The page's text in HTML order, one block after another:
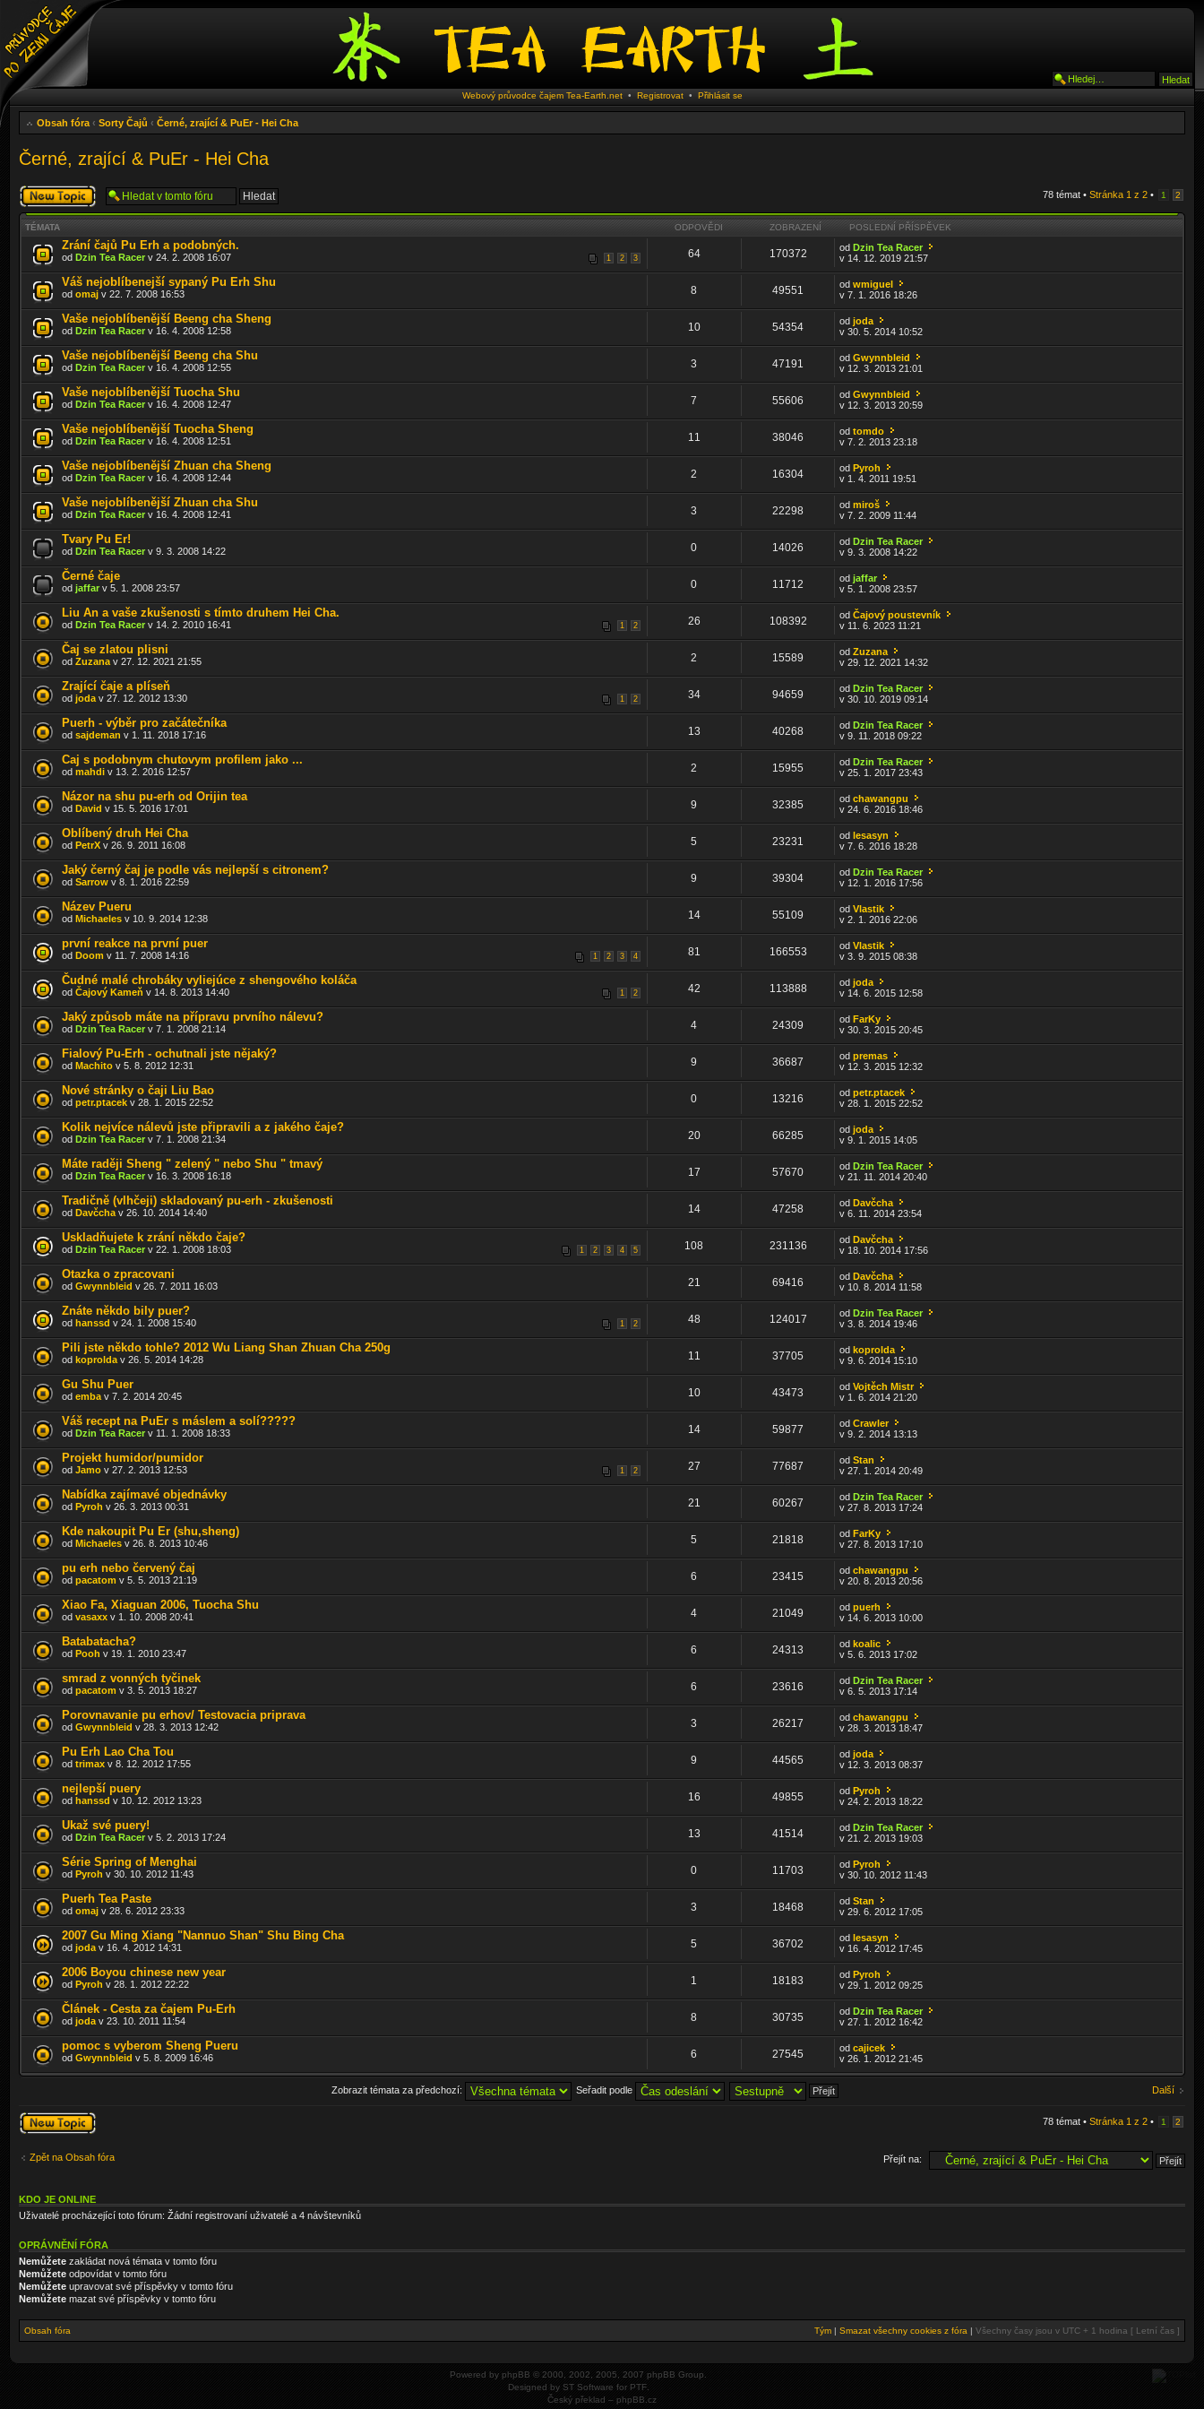
Webový průvodce čajem Tea-Earth.net• Registrovat • Přihlásit se
Obsah fóra ‹ Sorty Čajů ‹ Černé, zrající & PuEr - Hei Cha
Černé, zrající & PuEr - Hei Cha
78 témat • Stránka 1 z 2 • 1 2
Odeslat nové
téma
TÉMATA ODPOVĚDI ZOBRAZENÍ POSLEDNÍ PŘÍSPĚVEK
Zrání čajů Pu Erh a podobných.
1 2 3
od Dzin Tea Racer v 24. 2. 2008 16:07 64 170372 odDzin Tea Racer
v 14. 12. 2019 21:57
Váš nejoblíbenejší sypaný Pu Erh Shu
od omaj v 22. 7. 2008 16:53 8 49551 odwmiguel
v 7. 1. 2016 18:26
Vaše nejoblíbenější Beeng cha Sheng
od Dzin Tea Racer v 16. 4. 2008 12:58 10 54354 odjoda
v 30. 5. 2014 10:52
Vaše nejoblíbenější Beeng cha Shu
od Dzin Tea Racer v 16. 4. 2008 12:55 3 47191 odGwynnbleid
v 12. 3. 2013 21:01
Vaše nejoblíbenější Tuocha Shu
od Dzin Tea Racer v 16. 4. 2008 12:47 7 55606 odGwynnbleid
v 12. 3. 2013 20:59
Vaše nejoblíbenější Tuocha Sheng
od Dzin Tea Racer v 16. 4. 2008 12:51 11 38046 odtomdo
v 7. 2. 2013 23:18
Vaše nejoblíbenější Zhuan cha Sheng
od Dzin Tea Racer v 16. 4. 2008 12:44 2 16304 odPyroh
v 1. 4. 2011 19:51
Vaše nejoblíbenější Zhuan cha Shu
od Dzin Tea Racer v 16. 4. 2008 12:41 3 22298 odmiroš
v 7. 2. 2009 11:44
Tvary Pu Er!
od Dzin Tea Racer v 9. 3. 2008 14:22 0 14026 odDzin Tea Racer
v 9. 3. 2008 14:22
Černé čaje
od jaffar v 5. 1. 2008 23:57 0 11712 odjaffar
v 5. 1. 2008 23:57
Liu An a vaše zkušenosti s tímto druhem Hei Cha.
1 2
od Dzin Tea Racer v 14. 2. 2010 16:41 26 108392 odČajový poustevník
v 11. 6. 2023 11:21
Čaj se zlatou plisni
od Zuzana v 27. 12. 2021 21:55 2 15589 odZuzana
v 29. 12. 2021 14:32
Zrající čaje a plíseň
1 2
od joda v 27. 12. 2012 13:30 34 94659 odDzin Tea Racer
v 30. 10. 2019 09:14
Puerh - výběr pro začátečníka
od sajdeman v 1. 11. 2018 17:16 13 40268 odDzin Tea Racer
v 9. 11. 2018 09:22
Caj s podobnym chutovym profilem jako ...
od mahdi v 13. 2. 2016 12:57 2 15955 odDzin Tea Racer
v 25. 1. 2017 23:43
Názor na shu pu-erh od Orijin tea
od David v 15. 5. 2016 17:01 9 32385 odchawangpu
v 24. 6. 2016 18:46
Oblíbený druh Hei Cha
od PetrX v 26. 9. 2011 16:08 5 23231 odlesasyn
v 7. 6. 2016 18:28
Jaký černý čaj je podle vás nejlepší s citronem?
od Sarrow v 8. 1. 2016 22:59 9 39304 odDzin Tea Racer
v 12. 1. 2016 17:56
Název Pueru
od Michaeles v 10. 9. 2014 12:38 14 55109 odVlastik
v 2. 1. 2016 22:06
první reakce na první puer
1 2 3 4
od Doom v 11. 7. 2008 14:16 81 166553 odVlastik
v 3. 9. 2015 08:38
Čudné malé chrobáky vyliejúce z shengového koláča
1 2
od Čajový Kameň v 14. 8. 2013 14:40 42 113888 odjoda
v 14. 6. 2015 12:58
Jaký způsob máte na přípravu prvního nálevu?
od Dzin Tea Racer v 7. 1. 2008 21:14 4 24309 odFarKy
v 30. 3. 2015 20:45
Fialový Pu-Erh - ochutnali jste nějaký?
od Machito v 5. 8. 2012 12:31 9 36687 odpremas
v 12. 3. 2015 12:32
Nové stránky o čaji Liu Bao
od petr.ptacek v 28. 1. 2015 22:52 0 13216 odpetr.ptacek
v 28. 1. 2015 22:52
Kolik nejvíce nálevů jste připravili a z jakého čaje?
od Dzin Tea Racer v 7. 1. 2008 21:34 20 66285 odjoda
v 9. 1. 2015 14:05
Máte raději Sheng " zelený " nebo Shu " tmavý
od Dzin Tea Racer v 16. 3. 2008 16:18 17 57670 odDzin Tea Racer
v 21. 11. 2014 20:40
Tradičně (vlhčeji) skladovaný pu-erh - zkušenosti
od Davčcha v 26. 10. 2014 14:40 14 47258 odDavčcha
v 6. 11. 2014 23:54
Uskladňujete k zrání někdo čaje?
1 2 3 4 5
od Dzin Tea Racer v 22. 1. 2008 18:03 108 231136 odDavčcha
v 18. 10. 2014 17:56
Otazka o zpracovani
od Gwynnbleid v 26. 7. 2011 16:03 21 69416 odDavčcha
v 10. 8. 2014 11:58
Znáte někdo bily puer?
1 2
od hanssd v 24. 1. 2008 15:40 48 124017 odDzin Tea Racer
v 3. 8. 2014 19:46
Pili jste někdo tohle? 2012 Wu Liang Shan Zhuan Cha 250g
od koprolda v 26. 5. 2014 14:28 11 37705 odkoprolda
v 9. 6. 2014 15:10
Gu Shu Puer
od emba v 7. 2. 2014 20:45 10 43473 odVojtěch Mistr
v 1. 6. 2014 21:20
Váš recept na PuEr s máslem a solí?????
od Dzin Tea Racer v 11. 1. 2008 18:33 14 59877 odCrawler
v 9. 2. 2014 13:13
Projekt humidor/pumidor
1 2
od Jamo v 27. 2. 2013 12:53 27 77687 odStan
v 27. 1. 2014 20:49
Nabídka zajímavé objednávky
od Pyroh v 26. 3. 2013 00:31 21 60267 odDzin Tea Racer
v 27. 8. 2013 17:24
Kde nakoupit Pu Er (shu,sheng)
od Michaeles v 26. 8. 2013 10:46 5 21818 odFarKy
v 27. 8. 2013 17:10
pu erh nebo červený čaj
od pacatom v 5. 5. 2013 21:19 6 23415 odchawangpu
v 20. 8. 2013 20:56
Xiao Fa, Xiaguan 2006, Tuocha Shu
od vasaxx v 1. 10. 2008 20:41 4 21049 odpuerh
v 14. 6. 2013 10:00
Batabatacha?
od Pooh v 19. 1. 2010 23:47 6 24313 odkoalic
v 5. 6. 2013 17:02
smrad z vonných tyčinek
od pacatom v 3. 5. 2013 18:27 6 23616 odDzin Tea Racer
v 6. 5. 2013 17:14
Porovnavanie pu erhov/ Testovacia priprava
od Gwynnbleid v 28. 3. 2013 12:42 3 26217 odchawangpu
v 28. 3. 2013 18:47
Pu Erh Lao Cha Tou
od trimax v 8. 12. 2012 17:55 9 44565 odjoda
v 12. 3. 2013 08:37
nejlepší puery
od hanssd v 10. 12. 2012 13:23 16 49855 odPyroh
v 24. 2. 2013 18:22
Ukaž své puery!
od Dzin Tea Racer v 5. 2. 2013 17:24 13 41514 odDzin Tea Racer
v 21. 2. 2013 19:03
Série Spring of Menghai
od Pyroh v 30. 10. 2012 11:43 0 11703 odPyroh
v 30. 10. 2012 11:43
Puerh Tea Paste
od omaj v 28. 6. 2012 23:33 3 18468 odStan
v 29. 6. 2012 17:05
2007 Gu Ming Xiang "Nannuo Shan" Shu Bing Cha
od joda v 16. 4. 2012 14:31 5 36702 odlesasyn
v 16. 4. 2012 17:45
2006 Boyou chinese new year
od Pyroh v 28. 1. 2012 22:22 1 18183 odPyroh
v 29. 1. 2012 09:25
Článek - Cesta za čajem Pu-Erh
od joda v 23. 10. 2011 11:54 8 30735 odDzin Tea Racer
v 27. 1. 2012 16:42
pomoc s vyberom Sheng Pueru
od Gwynnbleid v 5. 8. 2009 16:46 6 27545 odcajicek
v 26. 1. 2012 21:45
Další
Zobrazit témata za předchozí: Seřadit podle
Odeslat nové
téma
78 témat • Stránka 1 z 2 • 1 2
Zpět na Obsah fóra Přejít na:
KDO JE ONLINE
Uživatelé procházející toto fórum: Žádní registrovaní uživatelé a 4 návštevníků
OPRÁVNĚNÍ FÓRA
Nemůžete zakládat nová témata v tomto fóru
Nemůžete odpovídat v tomto fóru
Nemůžete upravovat své příspěvky v tomto fóru
Nemůžete mazat své příspěvky v tomto fóru
Obsah fóra Tým | Smazat všechny cookies z fóra | Všechny časy jsou v UTC + 1 hodina [ Letní čas ]
Powered by phpBB © 2000, 2002, 2005, 2007 phpBB Group.
Designed by ST Software for PTF.
Český překlad – phpBB.cz